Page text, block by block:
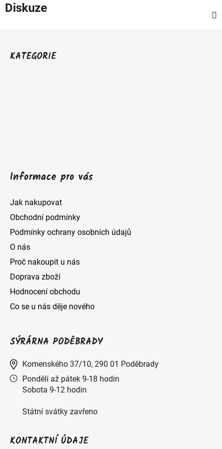
Diskuze
KATEGORIE
Informace pro vás
Jak nakupovat
Obchodní podmínky
Podmínky ochrany osobních údajů
O nás
Proč nakoupit u nás
Doprava zboží
Hodnocení obchodu
Co se u nás děje nového
SÝRÁRNA PODĚBRADY
Komenského 37/10, 290 01 Poděbrady
Pondělí až pátek 9-18 hodin
Sobota 9-12 hodin
Státní svátky zavřeno
KONTAKTNÍ ÚDAJE